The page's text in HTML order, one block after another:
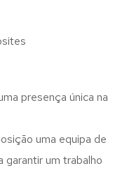
presença única na
uma equipa de
garantir um trabalho